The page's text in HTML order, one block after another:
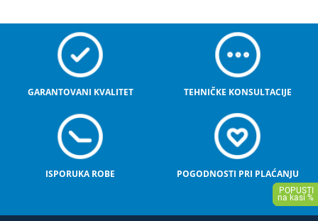
GARANTOVANI KVALITET TEHNIČKE KONSULTACIJE
ISPORUKA ROBE POGODNOSTI PRI PLAĆANJU